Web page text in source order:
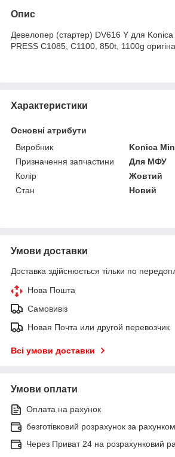
Опис
Девелопер (стартер) DV616 Y для
PRESS C1085, C1100, 850t, 1100g
Характеристики
Основні атрибути
Виробник
Konica
Призначення запчастини
Для МФУ
Колір
Жовтий
Стан
Новий
Умови доставки
Доставка здійснюється тільки по
Нова Пошта
Самовивіз
Новая Почта или другой перевозчик
Всі умови доставки
Умови оплати
Оплата на рахунок
безготівковий розрахунок за рахунком
Через Приват 24 на розрахунковий